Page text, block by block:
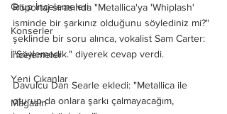
Grup İncelemeleri
Konserler
İncelemeler
Yeni Çıkanlar
Magazin
Röportaj sırasında "Metallica'ya 'Whiplash'
isminde bir şarkınız olduğunu söylediniz mi?"
şeklinde bir soru alınca, vokalist Sam Carter:
"Söylemedik." diyerek cevap verdi.
Davulcu Dan Searle ekledi: "Metallica ile
oturup da onlara şarkı çalmayacağım,